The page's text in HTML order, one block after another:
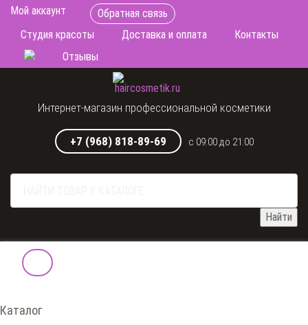
Мой аккаунт
Обратная связь
Студия красоты
Доставка и оплата
Контакты
Отзывы
Найти
Интернет-магазин профессиональной косметики
+7 (968) 818-89-69 с 09:00 до 21:00
Каталог